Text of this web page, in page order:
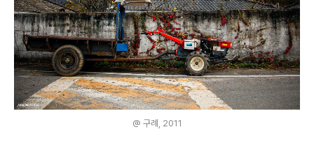
@ 구례, 2011